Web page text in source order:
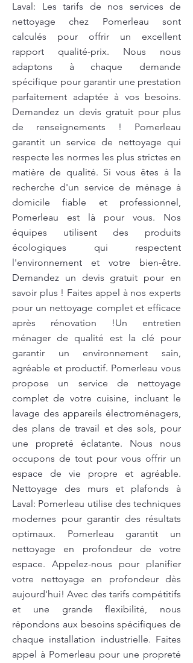
Laval: Les tarifs de nos services de
nettoyage chez Pomerleau sont
calculés pour offrir un excellent
rapport qualité-prix. Nous nous
adaptons à chaque demande
spécifique pour garantir une prestation
parfaitement adaptée à vos besoins.
Demandez un devis gratuit pour plus
de renseignements ! Pomerleau
garantit un service de nettoyage qui
respecte les normes les plus strictes en
matière de qualité. Si vous êtes à la
recherche d'un service de ménage à
domicile fiable et professionnel,
Pomerleau est là pour vous. Nos
équipes utilisent des produits
écologiques qui respectent
l'environnement et votre bien-être.
Demandez un devis gratuit pour en
savoir plus ! Faites appel à nos experts
pour un nettoyage complet et efficace
après rénovation !Un entretien
ménager de qualité est la clé pour
garantir un environnement sain,
agréable et productif. Pomerleau vous
propose un service de nettoyage
complet de votre cuisine, incluant le
lavage des appareils électroménagers,
des plans de travail et des sols, pour
une propreté éclatante. Nous nous
occupons de tout pour vous offrir un
espace de vie propre et agréable.
Nettoyage des murs et plafonds à
Laval: Pomerleau utilise des techniques
modernes pour garantir des résultats
optimaux. Pomerleau garantit un
nettoyage en profondeur de votre
espace. Appelez-nous pour planifier
votre nettoyage en profondeur dès
aujourd'hui! Avec des tarifs compétitifs
et une grande flexibilité, nous
répondons aux besoins spécifiques de
chaque installation industrielle. Faites
appel à Pomerleau pour une propreté